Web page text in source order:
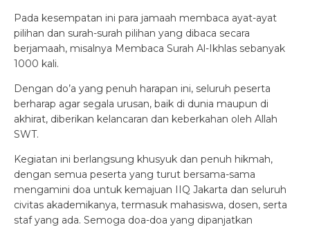
Pada kesempatan ini para jamaah membaca ayat-ayat
pilihan dan surah-surah pilihan yang dibaca secara
berjamaah, misalnya Membaca Surah Al-Ikhlas sebanyak
1000 kali.
Dengan do’a yang penuh harapan ini, seluruh peserta
berharap agar segala urusan, baik di dunia maupun di
akhirat, diberikan kelancaran dan keberkahan oleh Allah
SWT.
Kegiatan ini berlangsung khusyuk dan penuh hikmah,
dengan semua peserta yang turut bersama-sama
mengamini doa untuk kemajuan IIQ Jakarta dan seluruh
civitas akademikanya, termasuk mahasiswa, dosen, serta
staf yang ada. Semoga doa-doa yang dipanjatkan